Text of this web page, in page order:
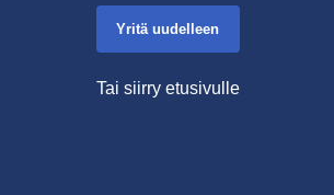
Yritä uudelleen
Tai siirry etusivulle